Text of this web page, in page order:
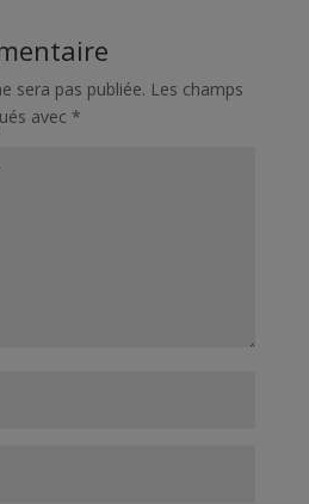
sera pas publiée. Les champs
avec *